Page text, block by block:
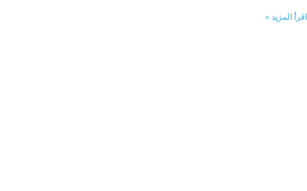
اقرأ المزيد »